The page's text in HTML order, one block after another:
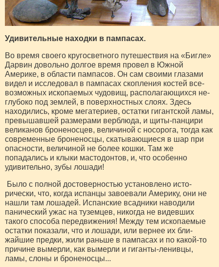
Удивительные находки в пампасах.
Во время своего кругосветного путешествия на «Бигле»
Дарвин довольно долгое время провел в Южной
Америке, в области пампасов. Он сам своими глазами
видел и исследовал в пампасах скопления костей все­
возможных ископаемых чудовищ, располагающихся не­
глубоко под землей, в поверхностных слоях. Здесь
находились, кроме мегатериев, остатки гигантской ламы,
превышавшей размерами верблюда, и щиты-панцири
великанов броненосцев, величиной с носорога, тогда как
современные броненосцы, скатывающиеся в шар при
опасности, величиной не более кошки. Там же
попадались и клыки мастодонтов, и, что особенно
удивительно, зубы лошади!
Было с полной достоверностью установлено исто­
рически, что, когда испанцы завоевали Америку, они не
нашли там лошадей. Испанские всадники наводили
панический ужас на туземцев, никогда не видевших
такого способа передвижения! Между тем ископаемые
остатки показали, что и лошади, или вернее их бли­
жайшие предки, жили раньше в пампасах и по какой-то
причине вымерли, как вымерли и гиганты-ленивцы,
ламы, слоны и броненосцы...